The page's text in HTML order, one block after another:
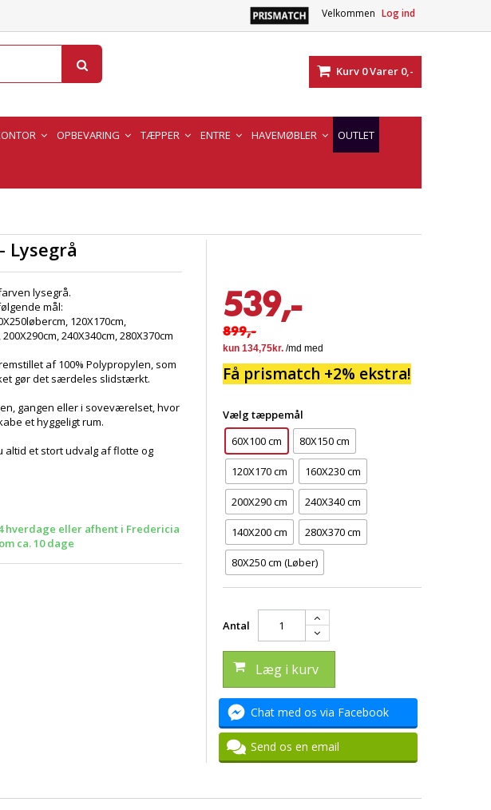
Velkommen Log ind
Kurv 0Varer 0,-
OPBEVARING TÆPPER ENTRE HAVEMØBLER OUTLET
Lysegrå
lysegrå.
mål:
120X170cm,
240X340cm, 280X370cm
af 100% Polypropylen, som
gør det særdeles slidstærkt.
gangen eller i soveværelset, hvor
et hyggeligt rum.
altid et stort udvalg af flotte og
hverdage eller afhent i Fredericia
om ca. 10 dage
539,-
899,-
Få prismatch +2% ekstra!
Vælg tæppemål
60X100 cm
80X150 cm
120X170 cm 160X230 cm
200X290 cm 240X340 cm
140X200 cm 280X370 cm
80X250 cm (Løber)
Antal
Læg i kurv
Chat med os via Facebook
Send os en email